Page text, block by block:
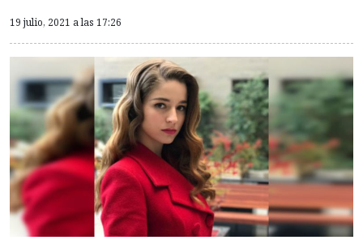
19 julio, 2021 a las 17:26